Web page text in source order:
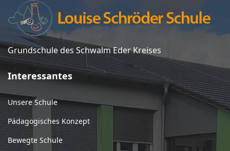
Grundschule des Schwalm Eder Kreises
Interessantes
Unsere Schule
Pädagogisches Konzept
Bewegte Schule